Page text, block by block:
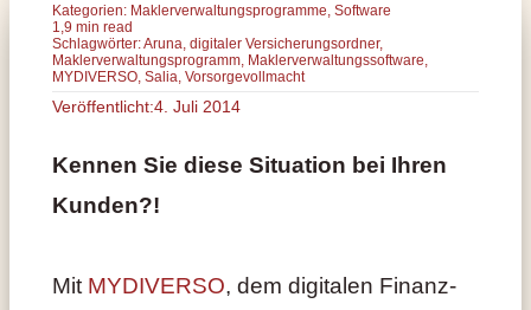
Kategorien: Maklerverwaltungsprogramme Software
1,9 min read
Schlagwörter:Aruna digitaler Versicherungsordner,
Maklerverwaltungsprogramm, Maklerverwaltungssoftware
MYDIVERSO, Salia Vorsorgevollmacht
Veröffentlicht:4. Juli 2014
Kennen Sie diese Situation bei Ihren
Kunden?!
Mit MYDIVERSO, dem digitalen Finanz-